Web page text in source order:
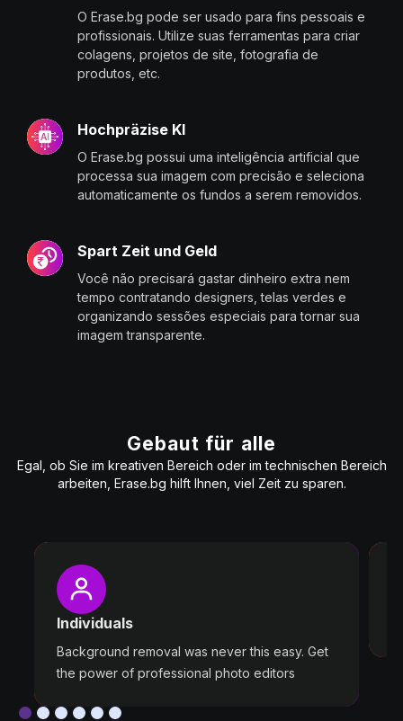
O Erase.bg pode ser usado para fins pessoais e
profissionais. Utilize suas ferramentas para criar
colagens, projetos de site, fotografia de
produtos, etc.
Hochpräzise KI
O Erase.bg possui uma inteligência artificial que
processa sua imagem com precisão e seleciona
automaticamente os fundos a serem removidos.
Spart Zeit und Geld
Você não precisará gastar dinheiro extra nem
tempo contratando designers, telas verdes e
organizando sessões especiais para tornar sua
imagem transparente.
Gebaut für alle
Egal, ob Sie im kreativen Bereich oder im technischen Bereich
arbeiten, Erase.bg hilft Ihnen, viel Zeit zu sparen.
Individuals
Background removal was never this easy. Get
the power of professional photo editors